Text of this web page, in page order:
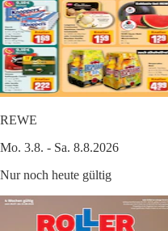
REWE
Mo. 3.8. - Sa. 8.8.2026
Nur noch heute gültig